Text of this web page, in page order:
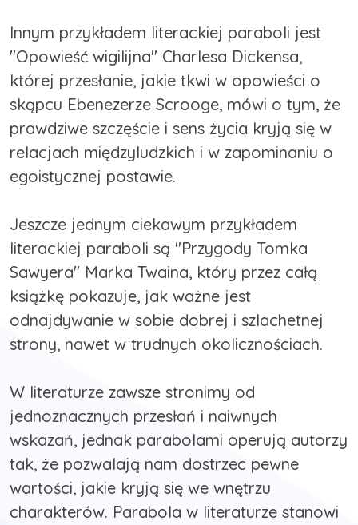
Innym przykładem literackiej paraboli jest
"Opowieść wigilijna" Charlesa Dickensa,
której przesłanie, jakie tkwi w opowieści o
skąpcu Ebenezerze Scrooge, mówi o tym, że
prawdziwe szczęście i sens życia kryją się w
relacjach międzyludzkich i w zapominaniu o
egoistycznej postawie.
Jeszcze jednym ciekawym przykładem
literackiej paraboli są "Przygody Tomka
Sawyera" Marka Twaina, który przez całą
książkę pokazuje, jak ważne jest
odnajdywanie w sobie dobrej i szlachetnej
strony, nawet w trudnych okolicznościach.
W literaturze zawsze stronimy od
jednoznacznych przesłań i naiwnych
wskazań, jednak parabolami operują autorzy
tak, że pozwalają nam dostrzec pewne
wartości, jakie kryją się we wnętrzu
charakterów. Parabola w literaturze stanowi